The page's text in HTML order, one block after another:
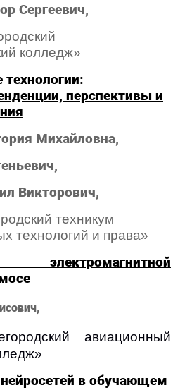
Сергеевич,
колледж»
перспективы и
Михайловна,
Викторович,
техникум
технологий и права»
электромагнитной
авиационный
в обучающем